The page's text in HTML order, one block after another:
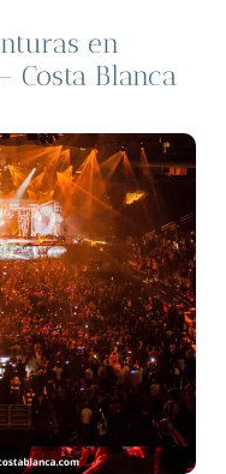
en
Costa Blanca